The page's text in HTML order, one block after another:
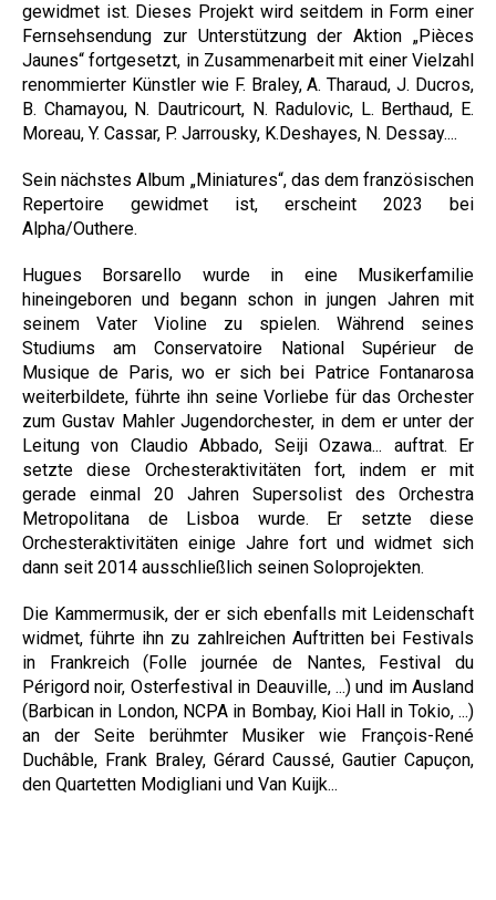
gewidmet ist. Dieses Projekt wird seitdem in Form einer
Fernsehsendung zur Unterstützung der Aktion „Pièces
Jaunes“ fortgesetzt, in Zusammenarbeit mit einer Vielzahl
renommierter Künstler wie F. Braley, A. Tharaud, J. Ducros,
B. Chamayou, N. Dautricourt, N. Radulovic, L. Berthaud, E.
Moreau, Y. Cassar, P. Jarrousky, K.Deshayes, N. Dessay....
Sein nächstes Album „Miniatures“, das dem französischen
Repertoire gewidmet ist, erscheint 2023 bei
Alpha/Outhere.
Hugues Borsarello wurde in eine Musikerfamilie
hineingeboren und begann schon in jungen Jahren mit
seinem Vater Violine zu spielen. Während seines
Studiums am Conservatoire National Supérieur de
Musique de Paris, wo er sich bei Patrice Fontanarosa
weiterbildete, führte ihn seine Vorliebe für das Orchester
zum Gustav Mahler Jugendorchester, in dem er unter der
Leitung von Claudio Abbado, Seiji Ozawa... auftrat. Er
setzte diese Orchesteraktivitäten fort, indem er mit
gerade einmal 20 Jahren Supersolist des Orchestra
Metropolitana de Lisboa wurde. Er setzte diese
Orchesteraktivitäten einige Jahre fort und widmet sich
dann seit 2014 ausschließlich seinen Soloprojekten.
Die Kammermusik, der er sich ebenfalls mit Leidenschaft
widmet, führte ihn zu zahlreichen Auftritten bei Festivals
in Frankreich (Folle journée de Nantes, Festival du
Périgord noir, Osterfestival in Deauville, ...) und im Ausland
(Barbican in London, NCPA in Bombay, Kioi Hall in Tokio, ...)
an der Seite berühmter Musiker wie François-René
Duchâble, Frank Braley, Gérard Caussé, Gautier Capuçon,
den Quartetten Modigliani und Van Kuijk...